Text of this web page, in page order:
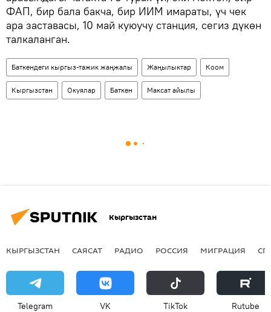
ФАП, бир бала бакча, бир ИИМ имараты, үч чек
ара заставасы, 10 май куюучу станция, сегиз дүкөн
талкаланган.
Баткендеги кыргыз-тажик жаңжалы Жаңылыктар Коом
Кыргызстан Окуялар Баткен Максат айылы
Кыргызстан
КЫРГЫЗСТАН САЯСАТ РАДИО РОССИЯ МИГРАЦИЯ
Telegram VK ТikТоk Rutube